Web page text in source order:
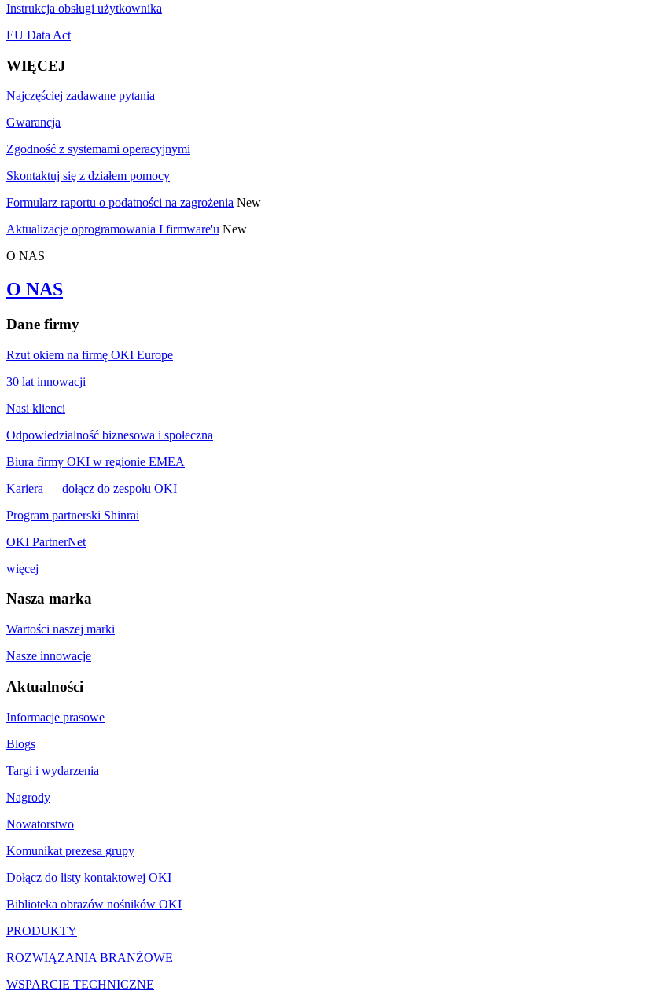
Instrukcja obsługi użytkownika
EU Data Act
WIĘCEJ
Najczęściej zadawane pytania
Gwarancja
Zgodność z systemami operacyjnymi
Skontaktuj się z działem pomocy
Formularz raportu o podatności na zagrożenia New
Aktualizacje oprogramowania I firmware'u New
O NAS
O NAS
Dane firmy
Rzut okiem na firmę OKI Europe
30 lat innowacji
Nasi klienci
Odpowiedzialność biznesowa i społeczna
Biura firmy OKI w regionie EMEA
Kariera — dołącz do zespołu OKI
Program partnerski Shinrai
OKI PartnerNet
więcej
Nasza marka
Wartości naszej marki
Nasze innowacje
Aktualności
Informacje prasowe
Blogs
Targi i wydarzenia
Nagrody
Nowatorstwo
Komunikat prezesa grupy
Dołącz do listy kontaktowej OKI
Biblioteka obrazów nośników OKI
PRODUKTY
ROZWIĄZANIA BRANŻOWE
WSPARCIE TECHNICZNE